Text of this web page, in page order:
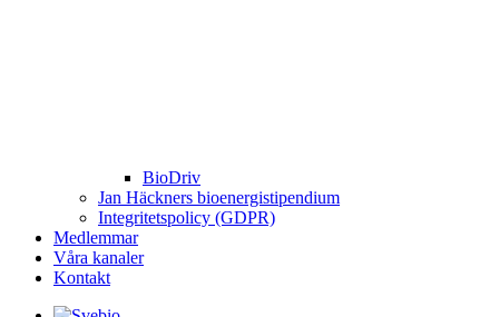
BioDriv
Jan Häckners bioenergistipendium
Integritetspolicy (GDPR)
Medlemmar
Våra kanaler
Kontakt